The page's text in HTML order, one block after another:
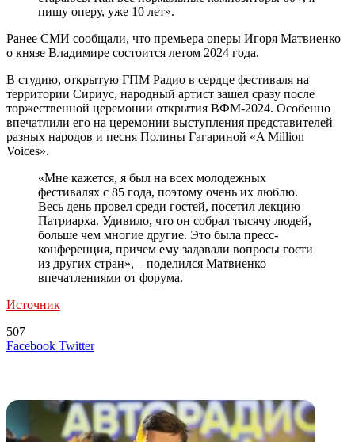
пишу оперу, уже 10 лет».
Ранее СМИ сообщали, что премьера оперы Игоря Матвиенко
о князе Владимире состоится летом 2024 года.
В студию, открытую ГПМ Радио в сердце фестиваля на
территории Сириус, народный артист зашел сразу после
торжественной церемонии открытия ВФМ-2024. Особенно
впечатлили его на церемонии выступления представителей
разных народов и песня Полины Гагариной «A Million
Voices».
«Мне кажется, я был на всех молодежных
фестивалях с 85 года, поэтому очень их люблю.
Весь день провел среди гостей, посетил лекцию
Патриарха. Удивило, что он собрал тысячу людей,
больше чем многие другие. Это была пресс-
конференция, причем ему задавали вопросы гости
из других стран», – поделился Матвиенко
впечатлениями от форума.
Источник
507
Facebook TwitterLinkedIn
Tumblr
Reddit
Вконтакте
Одноклассники
Skype
Messenger
Messenger
WhatsApp
Telegram
Viber
Line
Поделиться
Печатать